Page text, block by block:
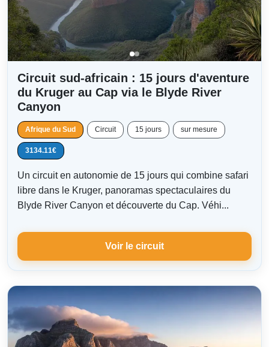
Circuit sud-africain : 15 jours d'aventure
du Kruger au Cap via le Blyde River
Canyon
Afrique du Sud Circuit 15 jours sur mesure
3134.11€
Un circuit en autonomie de 15 jours qui combine safari
libre dans le Kruger, panoramas spectaculaires du
Blyde River Canyon et découverte du Cap. Véhi...
Voir le circuit